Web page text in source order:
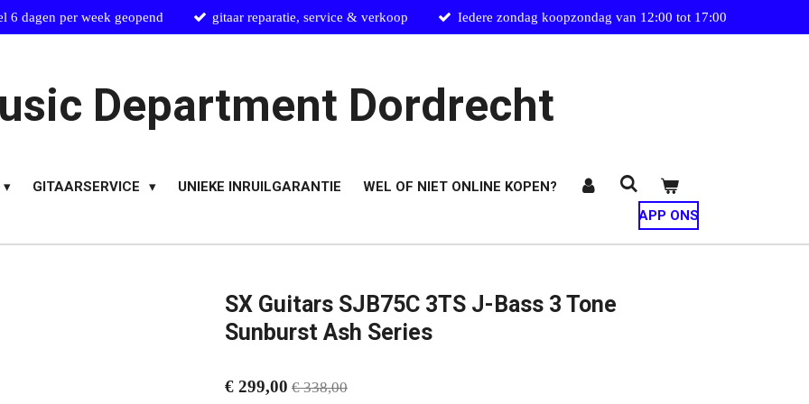
6 dagen per week geopend gitaar reparatie, service & verkoop Iedere zondag koopzondag van 12:00 tot 17:00
Department Dordrecht
GITAARSERVICE UNIEKE INRUILGARANTIE
WEL OF NIET ONLINE KOPEN?
APP ONS
SX Guitars SJB75C 3TS J-Bass 3 Tone
Sunburst Ash Series
€ 299,00 € 338,00